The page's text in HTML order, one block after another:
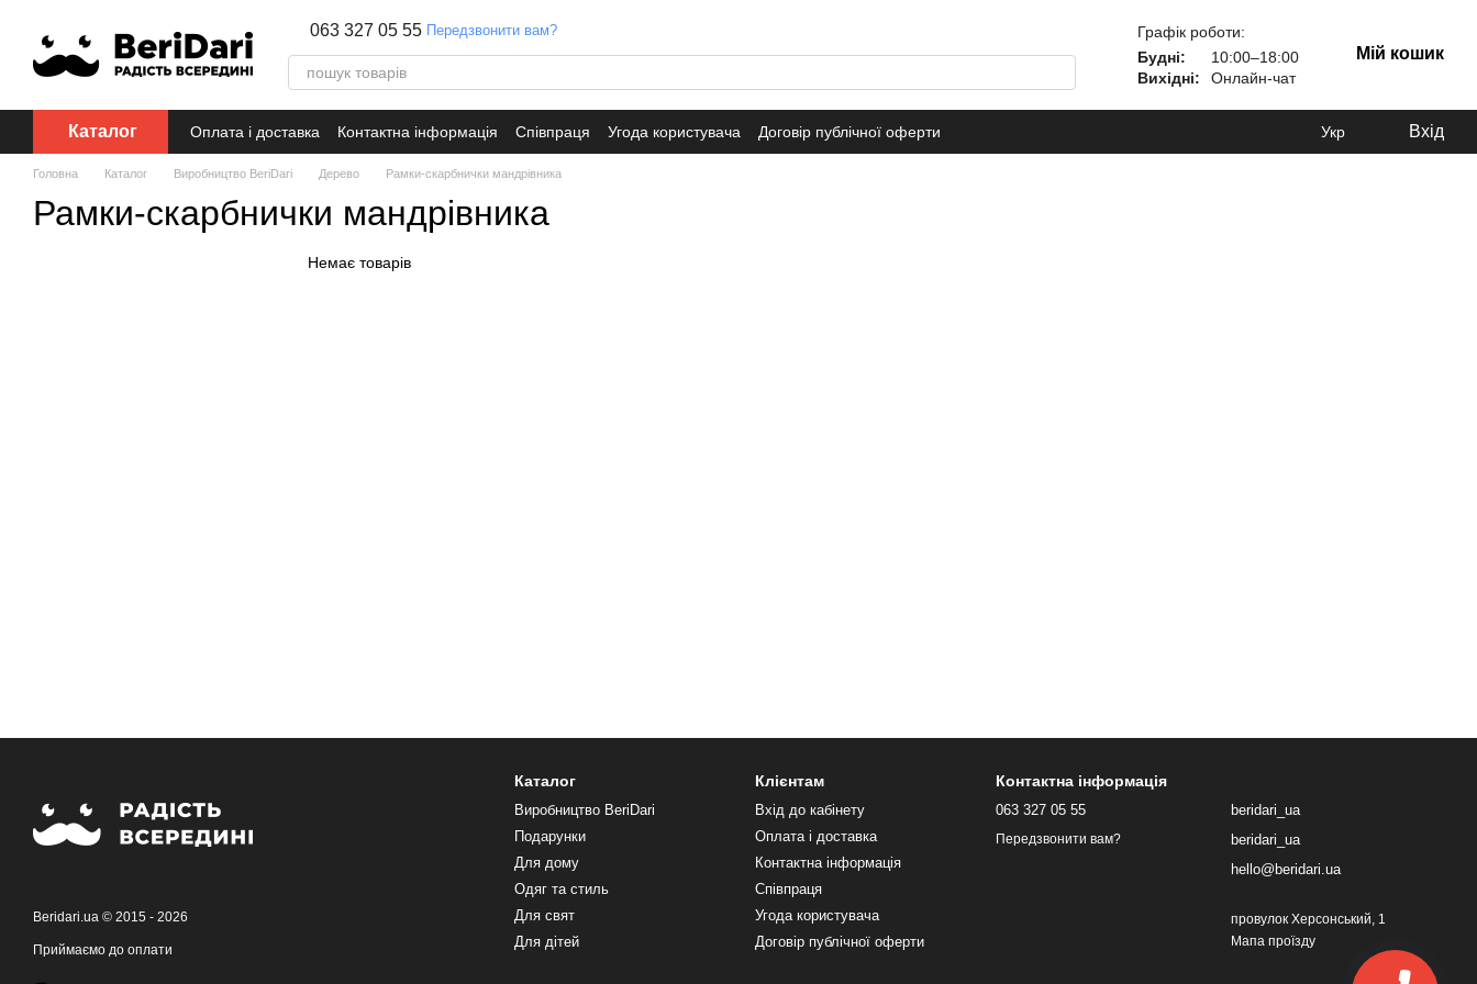
063 327 05 55 Передзвонити вам?
Графік роботи:
Будні:
10:00–18:00
Вихідні:
Онлайн-чат
Мій кошик
Каталог Оплата і доставка Контактна інформація Співпраця Угода користувача Договір публічної оферти Укр Вхід
Головна Каталог Виробництво BeriDari Дерево Рамки-скарбнички мандрівника
Рамки-скарбнички мандрівника
Немає товарів
Beridari.ua © 2015 - 2026
Приймаємо до оплати
Каталог
Виробництво BeriDari
Подарунки
Для дому
Одяг та стиль
Для свят
Для дітей
Клієнтам
Вхід до кабінету
Оплата і доставка
Контактна інформація
Співпраця
Угода користувача
Договір публічної оферти
Контактна інформація
063 327 05 55
Передзвонити вам?
beridari_ua
beridari_ua
hello@beridari.ua
провулок Херсонський, 1
Мапа проїзду